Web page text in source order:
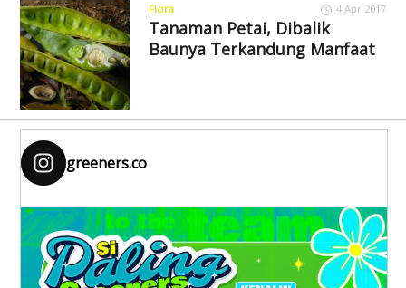
Flora 4 Apr 2017
Tanaman Petai, Dibalik
Baunya Terkandung Manfaat
greeners.co